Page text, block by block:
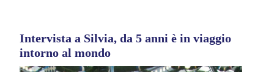
Intervista a Silvia, da 5 anni è in viaggio
intorno al mondo